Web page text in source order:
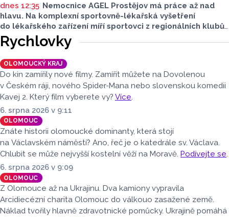
dnes 12:35 Nemocnice AGEL Prostějov má práce až nad
hlavu. Na komplexní sportovně-lékařská vyšetření
do lékařského zařízení míří sportovci z regionálních klubů,
mládežnických kategorií i aktivní veřejnost. Informovala
o tom tisková mluvčí nemocnice Radka Miloševská.
V Prostějově vyšetřují i sportovce z Moravskoslezského,
Zlínského nebo Jihomoravského kraje.
Rychlovky
OLOMOUCKÝ KRAJ
Do kin zamířily nové filmy. Zamířit můžete na Dovolenou
v Českém ráji, nového Spider-Mana nebo slovenskou komedii
Kavej 2. Který film vyberete vy? Více.
6. srpna 2026 v 9:11
OLOMOUC
Znáte historii olomoucké dominanty, která stojí
na Václavském náměstí? Ano, řeč je o katedrále sv. Václava.
Chlubit se může nejvyšší kostelní věží na Moravě. Podívejte se.
6. srpna 2026 v 9:09
OLOMOUC
Z Olomouce až na Ukrajinu. Dva kamiony vypravila
Arcidiecézní charita Olomouc do válkouo zasažené země.
Náklad tvořily hlavně zdravotnické pomůcky. Ukrajině pomáhá